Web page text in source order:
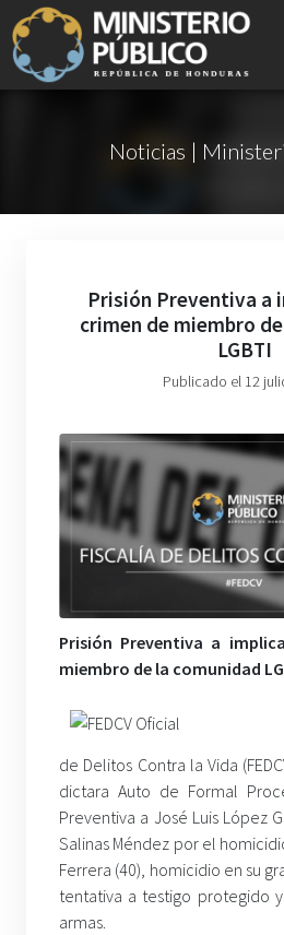
Noticias |
Prisión Preventiva a
crimen de miembro
LGBTI
Publicado el 12
Prisión Preventiva a
miembro de la comunidad
de Delitos Contra la Vida
dictara Auto de Formal
Preventiva a José Luis López
Salinas Méndez por el
Ferrera (40), homicidio en su
tentativa a testigo protegido
armas.